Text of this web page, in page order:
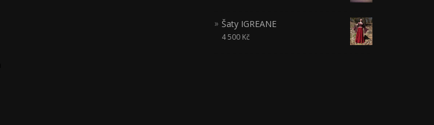
Šaty IGREANE
4 500 Kč